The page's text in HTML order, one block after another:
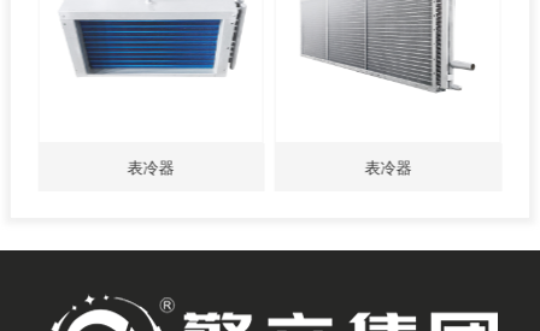
表冷器 表冷器